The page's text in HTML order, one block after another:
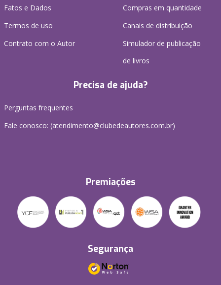
Fatos e Dados
Termos de uso
Contrato com o Autor
Compras em quantidade
Canais de distribuição
Simulador de publicação
de livros
Precisa de ajuda?
Perguntas frequentes
Fale conosco: (atendimento@clubedeautores.com.br)
Premiações
Segurança